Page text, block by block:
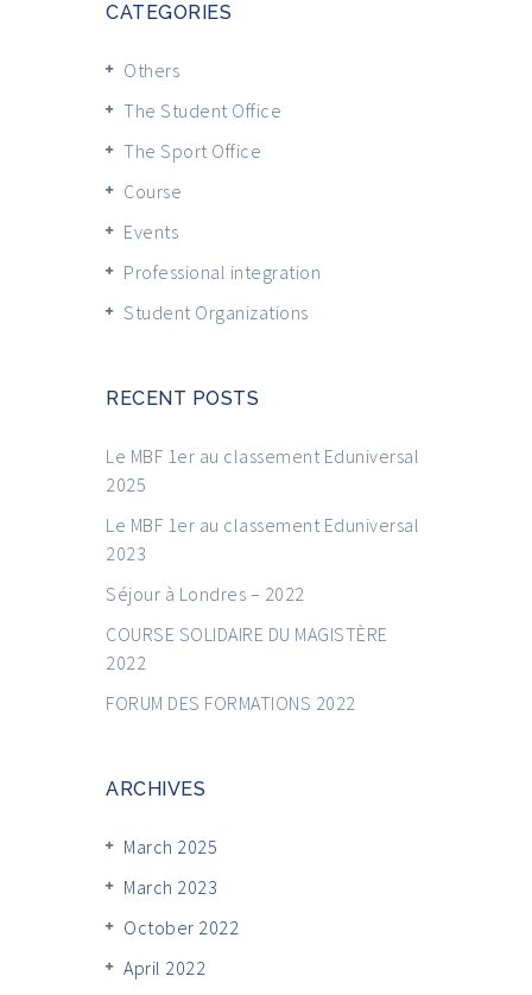
CATEGORIES
Others
The Student Office
The Sport Office
Course
Events
Professional integration
Student Organizations
RECENT POSTS
Le MBF 1er au classement Eduniversal
2025
Le MBF 1er au classement Eduniversal
2023
Séjour à Londres – 2022
COURSE SOLIDAIRE DU MAGISTÈRE
2022
FORUM DES FORMATIONS 2022
ARCHIVES
March 2025
March 2023
October 2022
April 2022